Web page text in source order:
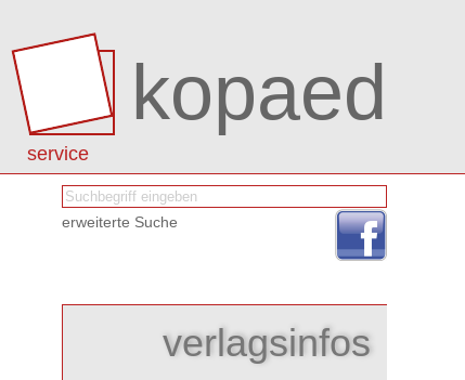
kopaed
service
erweiterte Suche
verlagsinfos